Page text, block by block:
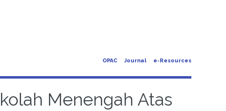
OPAC Journal e-Resources
Menengah Atas